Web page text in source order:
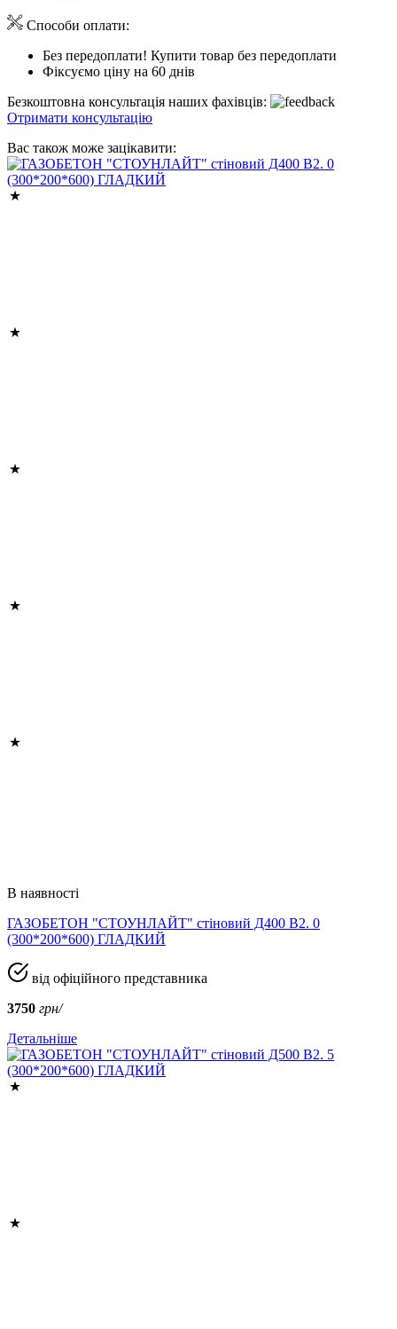
Способи оплати:
Без передоплати! Купити товар без передоплати
Фіксуємо ціну на 60 днів
Безкоштовна консультація наших фахівців:
Отримати консультацію
Вас також може зацікавити:
В наявності
ГАЗОБЕТОН "СТОУНЛАЙТ" стіновий Д400 В2. 0
(300*200*600) ГЛАДКИЙ
від офіційного представника
3750 грн/
Детальніше